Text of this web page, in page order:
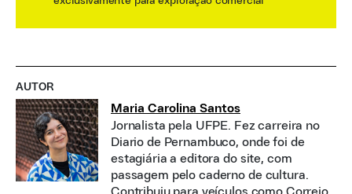
AUTOR
Maria Carolina Santos
Jornalista pela UFPE. Fez carreira no
Diario de Pernambuco, onde foi de
estagiária a editora do site, com
passagem pelo caderno de cultura.
Contribuiu para veículos como Correio